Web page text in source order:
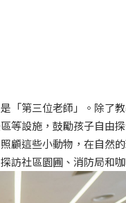
「第三位老師」。除了
等設施，鼓勵孩子自由
顧這些小動物，在自然
訪社區園圃、消防局和咖